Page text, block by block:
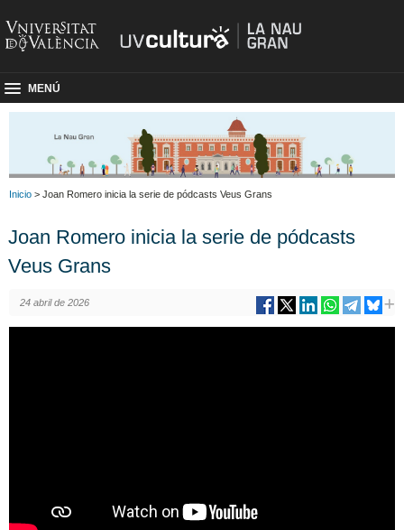
MENÚ
Inicio > Joan Romero inicia la serie de pódcasts Veus Grans
Joan Romero inicia la serie de pódcasts
Veus Grans
24 abril de 2026